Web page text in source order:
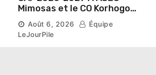
Mimosas et le CO Korhogo
connaissent leur route vers
la phase de groupes
Août 6, 2026
Équipe
LeJourPile